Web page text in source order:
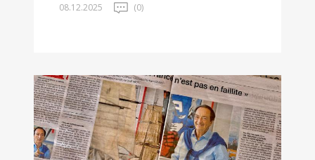
08.12.2025 (0)